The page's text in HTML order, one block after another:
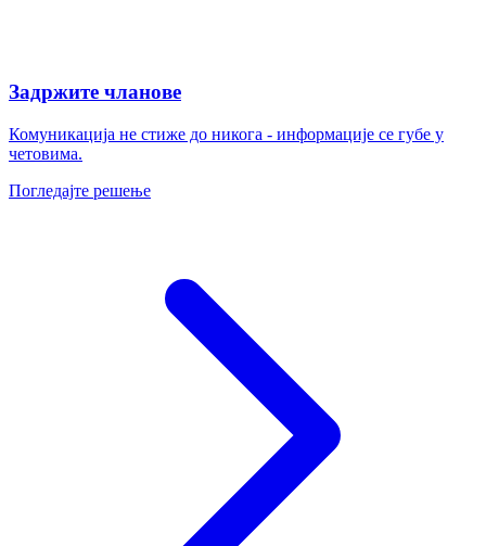
Задржите чланове
Комуникација не стиже до никога - информације се губе у
четовима.
Погледајте решење